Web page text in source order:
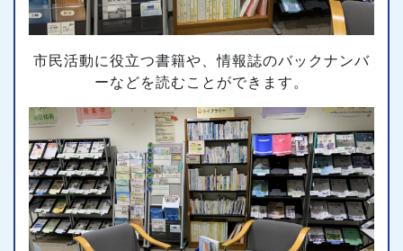
市民活動に役立つ書籍や、情報誌のバックナンバ
ーなどを読むことができます。